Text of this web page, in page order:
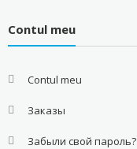
Contul meu
Contul meu
Заказы
Забыли свой пароль?